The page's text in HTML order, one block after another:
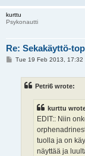
kurttu
Psykonautti
Re: Sekakäyttö-
PTue 19 Feb 2013, 17:32
Petri6 wrote:
kurttu
EDIT:: Niin
tuolla ja on
näyttää ja